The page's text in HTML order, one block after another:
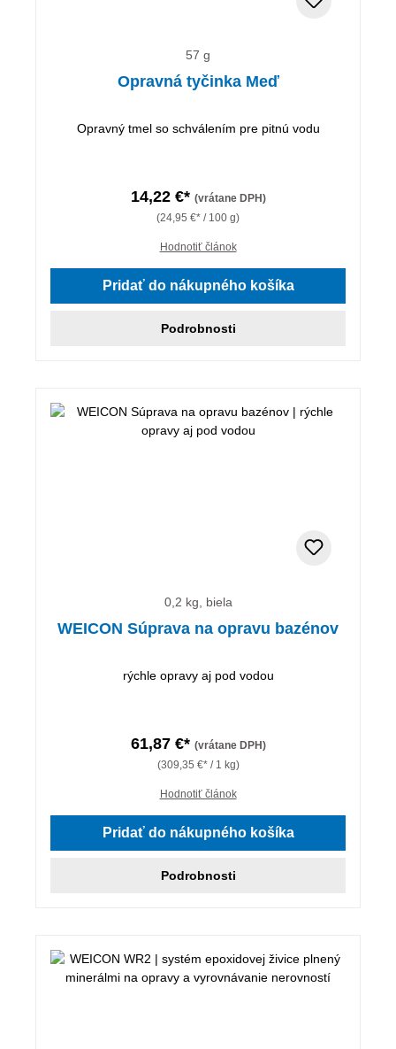
57 g
Opravná tyčinka Meď
Opravný tmel so schválením pre pitnú vodu
14,22 €* (vrátane DPH)
(24,95 €* / 100 g)
Hodnotiť článok
Pridať do nákupného košíka
Podrobnosti
0,2 kg, biela
WEICON Súprava na opravu bazénov
rýchle opravy aj pod vodou
61,87 €* (vrátane DPH)
(309,35 €* / 1 kg)
Hodnotiť článok
Pridať do nákupného košíka
Podrobnosti